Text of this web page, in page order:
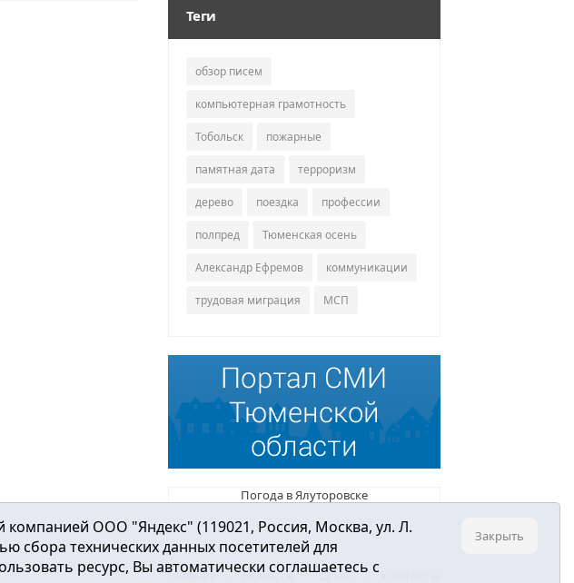
Теги
обзор писем
компьютерная грамотность
Тобольск пожарные
памятная дата терроризм
дерево поездка профессии
полпред Тюменская осень
Александр Ефремов коммуникации
трудовая миграция МСП
Погода в Ялуторовске
Главная Новости О нас
компанией ООО "Яндекс" (119021, Россия, Москва, ул. Л.
сбора технических данных посетителей для
ресурс, Вы автоматически соглашаетесь с
Закрыть